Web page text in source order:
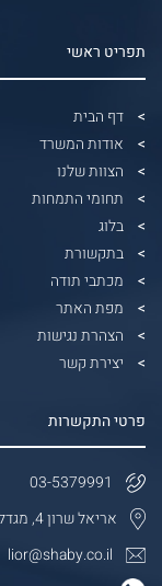
תפריט ראשי
דף הבית
אודות המשרד
הצוות שלנו
תחומי התמחות
בלוג
בתקשורת
מכתבי תודה
מפת האתר
הצהרת נגישות
יצירת קשר
פרטי התקשרות
03-5379991
אריאל שרון 4, מגדל השחר, קומה 11, גבעתיים 5320047
lior@shaby.co.il